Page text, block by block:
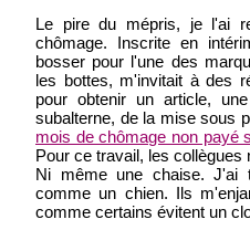
Le pire du mépris, je l'ai
chômage. Inscrite en
bosser pour l'une des
les bottes, m'invitait à des
pour obtenir un article,
subalterne, de la mise sous
mois de chômage non payé
Pour ce travail, les collègues
Ni même une chaise. J'ai
comme un chien. Ils
comme certains évitent un